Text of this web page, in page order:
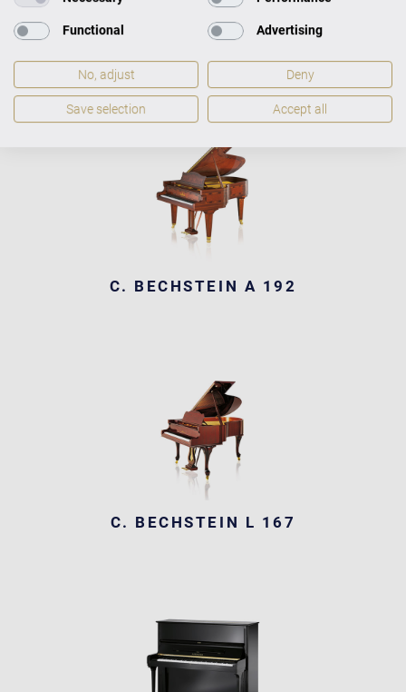
C. BECHSTEIN A 192
C. BECHSTEIN L 167
Functional Advertising
No, adjust Deny
Save selection Accept all